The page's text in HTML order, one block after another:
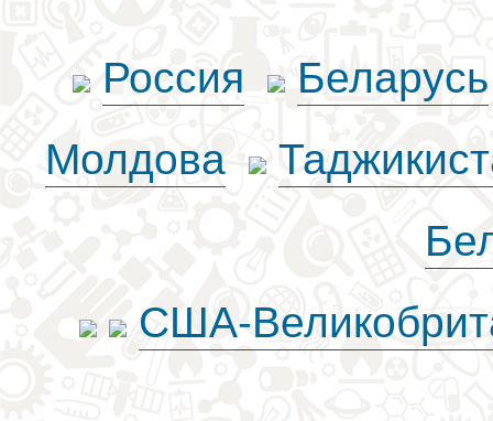
Россия
Беларусь
Молдова
США-